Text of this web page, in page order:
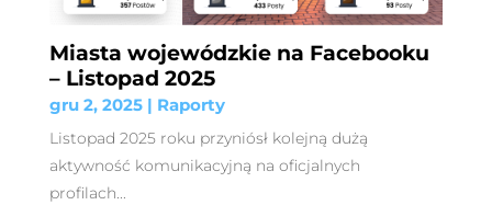
Miasta wojewódzkie na Facebooku
– Listopad 2025
gru 2, 2025| Raporty
Listopad 2025 roku przyniósł kolejną dużą
aktywność komunikacyjną na oficjalnych
profilach...